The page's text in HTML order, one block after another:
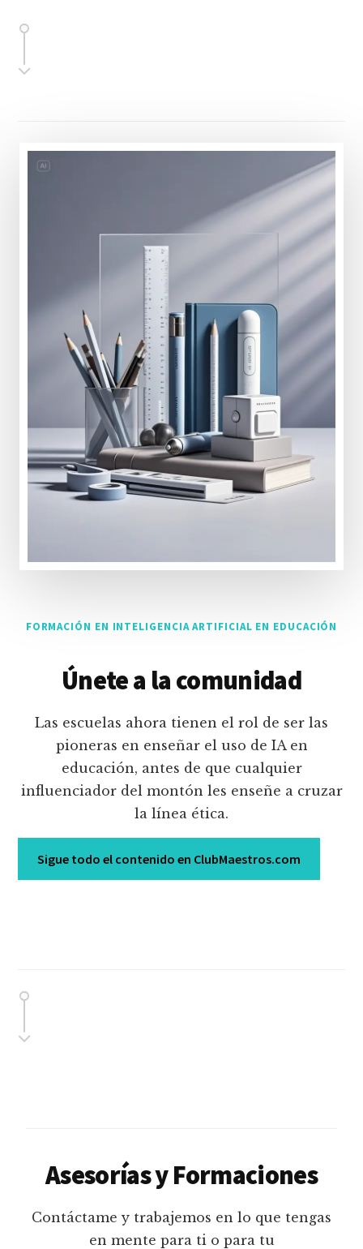
FORMACIÓN EN INTELIGENCIA ARTIFICIAL EN EDUCACIÓN
Únete a la comunidad
Las escuelas ahora tienen el rol de ser las
pioneras en enseñar el uso de IA en
educación, antes de que cualquier
influenciador del montón les enseñe a cruzar
la línea ética.
Sigue todo el contenido en ClubMaestros.com
Asesorías y Formaciones
Contáctame y trabajemos en lo que tengas
en mente para ti o para tu